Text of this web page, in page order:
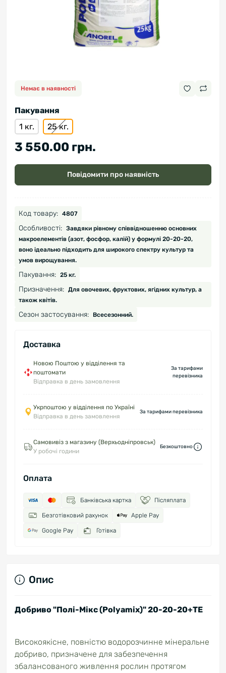
Немає в наявності
Пакування
1 кг.
25 кг.
3 550.00 грн.
Повідомити про наявність
Код товару: 4807
Особливості: Завдяки рівному співвідношенню основних
макроелементів (азот, фосфор, калій) у формулі 20-20-20,
воно ідеально підходить для широкого спектру культур та
умов вирощування.
Пакування: 25 кг.
Призначення: Для овочевих, фруктових, ягідних культур, а
також квітів.
Сезон застосування: Всесезонний.
Доставка
Новою Поштою у відділення та
поштомати
Відправка в день замовлення
За тарифами
перевізника
Укрпоштою у відділення по Україні
Відправка в день замовлення
За тарифами перевізника
Самовивіз з магазину (Верхьодніпровськ)
У робочі години
Безкоштовно
Оплата
Банківська картка Післяплата
Безготівковий рахунок Apple Pay
Google Pay Готівка
Опис
Добриво "Полі-Мікс (Polyamix)" 20-20-20+TЕ
Високоякісне, повністю водорозчинне мінеральне
добриво, призначене для забезпечення
збалансованого живлення рослин протягом